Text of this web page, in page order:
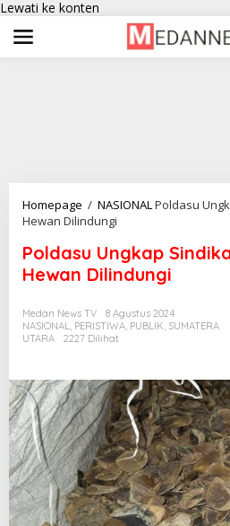
Lewati ke konten
Homepage / NASIONALPoldasu
Hewan Dilindungi
Poldasu Ungkap
Hewan Dilindungi
Medan News TV
8 Agustus 2024
NASIONAL, PERISTIWA, PUBLIK, SUMATERA
UTARA
2227 Dilihat